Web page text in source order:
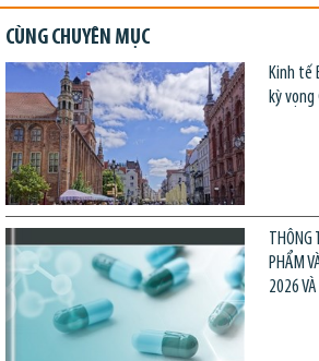
CÙNG CHUYÊN MỤC
Kinh tế
kỳ
THÔNG
PHẨM
2026